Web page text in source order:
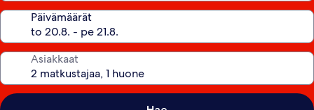
Päivämäärät
Asiakkaat